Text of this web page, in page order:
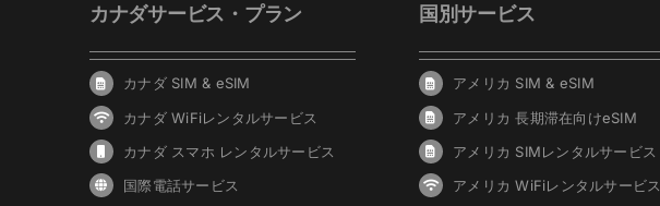
カナダサービス・プラン
カナダ SIM & eSIM
カナダ WiFiレンタルサービス
カナダ スマホ レンタルサービス
国際電話サービス
国別サービス
アメリカ SIM & eSIM
アメリカ 長期滞在向けeSIM
アメリカ SIMレンタルサービス
アメリカ WiFiレンタルサービス